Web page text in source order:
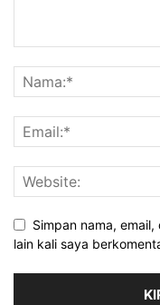
Simpan nama,
lain kali saya